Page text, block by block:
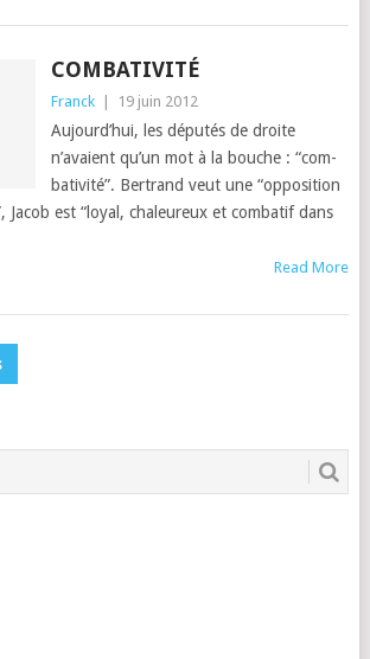
COMBATIVITÉ
Franck 19 juin 2012
Aujour­d’hui, les députés de droite
n’avaient qu’un mot à la bouche : “com­
bat­iv­ité”. Bertrand veut une “oppo­si­tion
Jacob est “loy­al, chaleureux et com­bat­if dans
Read More